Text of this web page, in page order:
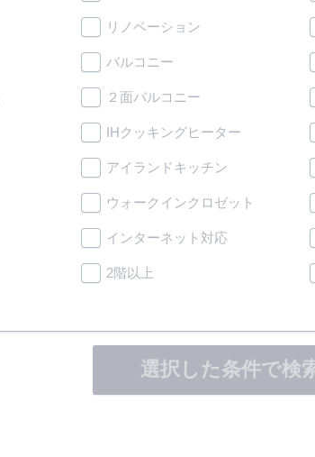
リノベーション
バルコニー
２面バルコニー
IHクッキングヒーター
アイランドキッチン
ウォークインクロゼット
インターネット対応
2階以上
選択した条件で検